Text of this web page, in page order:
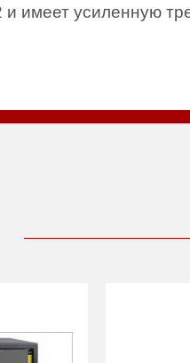
имеет усиленную